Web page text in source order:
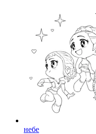
небе